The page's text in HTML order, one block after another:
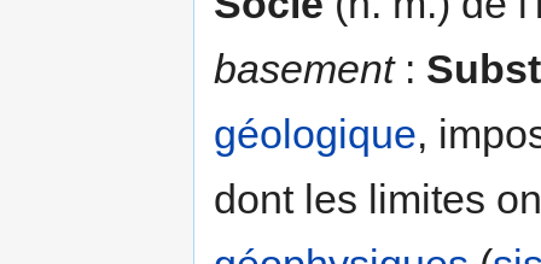
basement:
géologique,
dont les limites